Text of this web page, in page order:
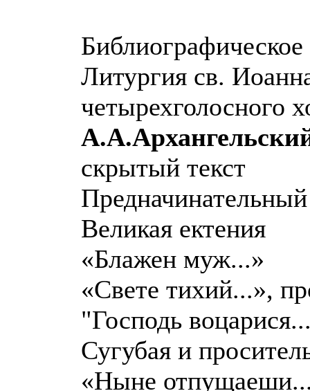
Литургия св.
четырехголосного
скрытый текст
Великая ектения
«Блажен муж...»
«Свете тихий...»,
"Господь
Сугубая и
«Ныне